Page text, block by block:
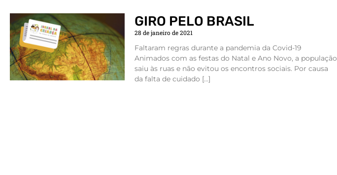
GIRO PELO BRASIL
28 de janeiro de 2021
Faltaram regras durante a pandemia da Covid-19
Animados com as festas do Natal e Ano Novo, a população
saiu às ruas e não evitou os encontros sociais. Por causa
da falta de cuidado […]